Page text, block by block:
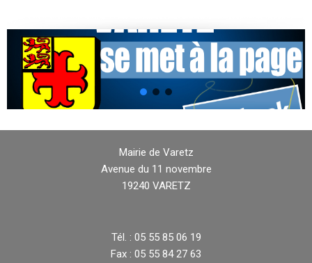
Mairie de Varetz
Avenue du 11 novembre
19240 VARETZ
Tél. : 05 55 85 06 19
Fax : 05 55 84 27 63